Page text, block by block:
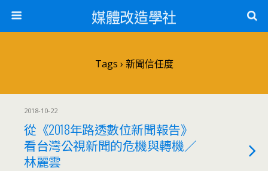
媒體改造學社
Tags › 新聞信任度
2018-10-22
從《2018年路透數位新聞報告》
看台灣公視新聞的危機與轉機／
林麗雲